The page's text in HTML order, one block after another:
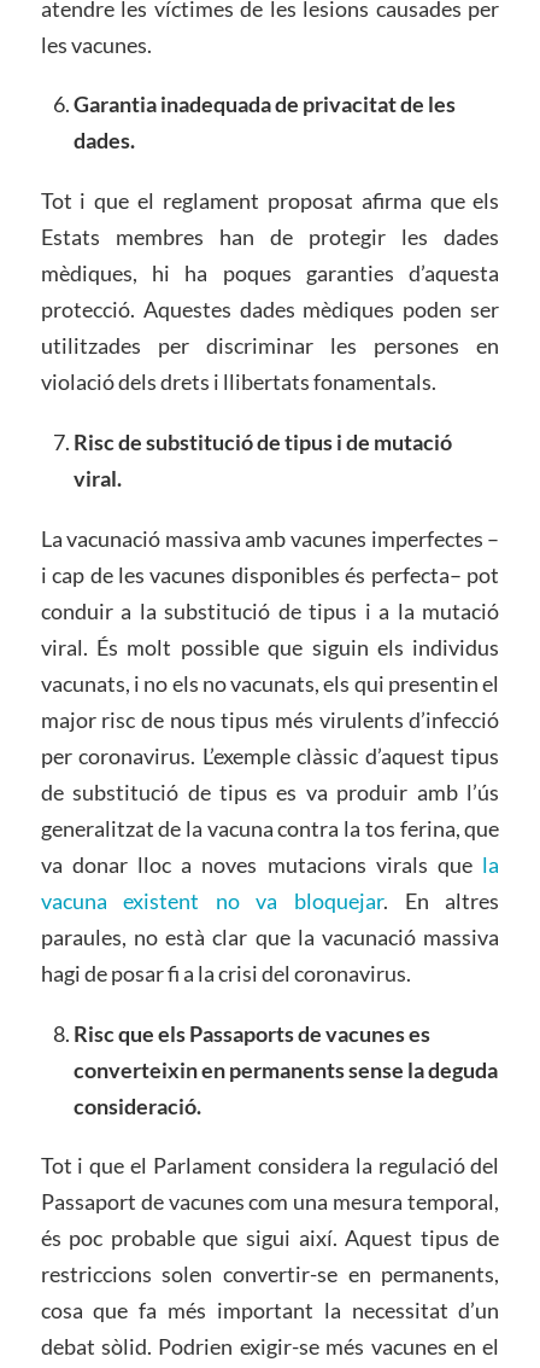
atendre les víctimes de les lesions causades per
les vacunes.
Garantia inadequada de privacitat de les
dades.
Tot i que el reglament proposat afirma que els
Estats membres han de protegir les dades
mèdiques, hi ha poques garanties d’aquesta
protecció. Aquestes dades mèdiques poden ser
utilitzades per discriminar les persones en
violació dels drets i llibertats fonamentals.
Risc de substitució de tipus i de mutació
viral.
La vacunació massiva amb vacunes imperfectes –
i cap de les vacunes disponibles és perfecta– pot
conduir a la substitució de tipus i a la mutació
viral. És molt possible que siguin els individus
vacunats, i no els no vacunats, els qui presentin el
major risc de nous tipus més virulents d’infecció
per coronavirus. L’exemple clàssic d’aquest tipus
de substitució de tipus es va produir amb l’ús
generalitzat de la vacuna contra la tos ferina, que
va donar lloc a noves mutacions virals que la
vacuna existent no va bloquejar. En altres
paraules, no està clar que la vacunació massiva
hagi de posar fi a la crisi del coronavirus.
Risc que els Passaports de vacuneses
converteixin en permanents sense la deguda
consideració.
Tot i que el Parlament considera la regulació del
Passaport de vacunes com una mesura temporal,
és poc probable que sigui així. Aquest tipus de
restriccions solen convertir-se en permanents,
cosa que fa més important la necessitat d’un
debat sòlid. Podrien exigir-se més vacunes en el